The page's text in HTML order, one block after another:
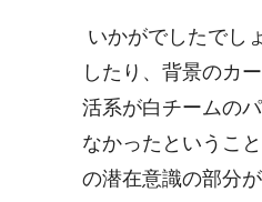
いかがでしたでし
したり、背景のカ
活系が白チームの
なかったというこ
の潜在意識の部分